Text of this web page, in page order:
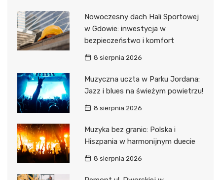
Nowoczesny dach Hali Sportowej
w Gdowie: inwestycja w
bezpieczeństwo i komfort
8 sierpnia 2026
Muzyczna uczta w Parku Jordana:
Jazz i blues na świeżym powietrzu!
8 sierpnia 2026
Muzyka bez granic: Polska i
Hiszpania w harmonijnym duecie
8 sierpnia 2026